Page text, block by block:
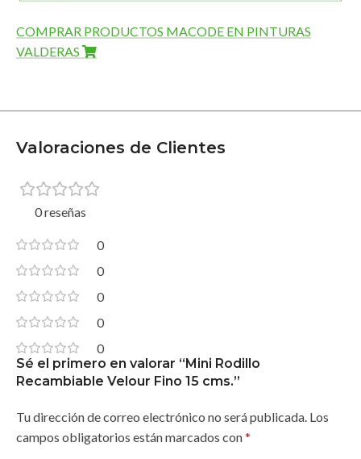
COMPRAR PRODUCTOS MACODE EN PINTURAS
VALDERAS
Valoraciones de Clientes
0 reseñas
0
0
0
0
0
Sé el primero en valorar “Mini Rodillo
Recambiable Velour Fino 15 cms.”
Tu dirección de correo electrónico no será publicada. Los
campos obligatorios están marcados con*